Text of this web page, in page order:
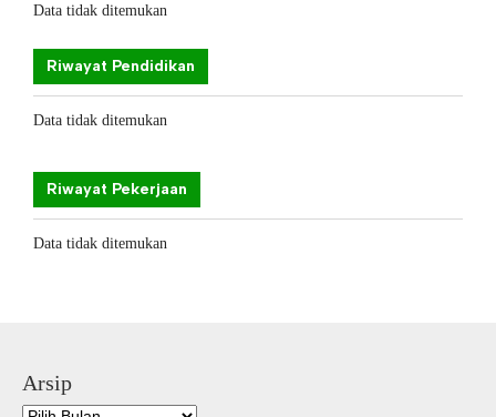
Data tidak ditemukan
Riwayat Pendidikan
Data tidak ditemukan
Riwayat Pekerjaan
Data tidak ditemukan
Arsip